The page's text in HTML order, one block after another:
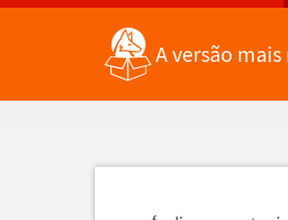
Voltar para Últimas Novidades
A versão